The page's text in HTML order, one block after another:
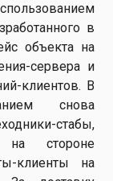
в
объекта на
сервера и
клиентов. В
снова
стабы,
на стороне
клиенты на